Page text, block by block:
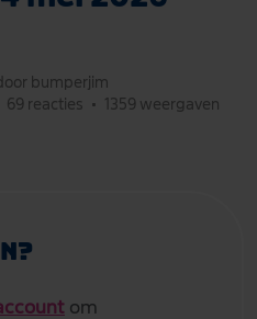
bumperjim
69 reacties • 1359 weergaven
om